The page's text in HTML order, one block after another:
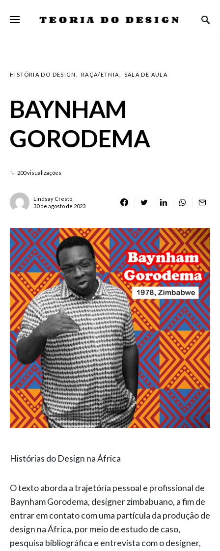
TEORIA DO DESIGN
HISTÓRIA DO DESIGN RAÇA/ETNIA SALA DE AULA
BAYNHAM
GORODEMA
200 visualizações
Lindsay Cresto
30 de agosto de 2023
Histórias do Design na África
O texto aborda a trajetória pessoal e profissional de
Baynham Gorodema, designer zimbabuano, a fim de
entrar em contato com uma partícula da produção de
design na África, por meio de estudo de caso,
pesquisa bibliográfica e entrevista com o designer,